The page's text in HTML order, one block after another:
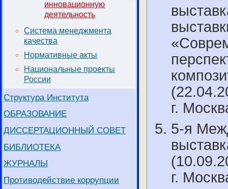
инновационную
деятельность
Система менеджмента
качества
Нормативные акты
Национальные проекты
России
Структура Института
ОБРАЗОВАНИЕ
ДИССЕРТАЦИОННЫЙ СОВЕТ
БИБЛИОТЕКА
ЖУРНАЛЫ
Противодействие коррупции
г.
5-я
г.